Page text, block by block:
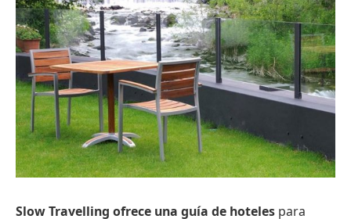
Slow Travelling ofrece una guía de hoteles para